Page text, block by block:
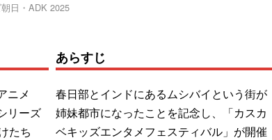
日・ADK 2025
ニメ
リーズ
たち
あらすじ
春日部とインドにあるムシバイという街が
姉妹都市になったことを記念し、「カスカ
ベキッズエンタメフェスティバル」が開催